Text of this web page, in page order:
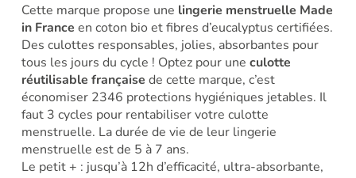
Cette marque propose une lingerie menstruelle Made
in France en coton bio et fibres d’eucalyptus certifiées.
Des culottes responsables, jolies, absorbantes pour
tous les jours du cycle ! Optez pour une culotte
réutilisable française de cette marque, c’est
économiser 2346 protections hygiéniques jetables. Il
faut 3 cycles pour rentabiliser votre culotte
menstruelle. La durée de vie de leur lingerie
menstruelle est de 5 à 7 ans.
Le petit + : jusqu’à 12h d’efficacité, ultra-absorbante,